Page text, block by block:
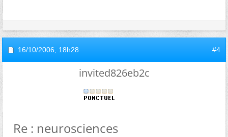
16/10/2006, 18h28 #4
invited826eb2c
Re : neurosciences